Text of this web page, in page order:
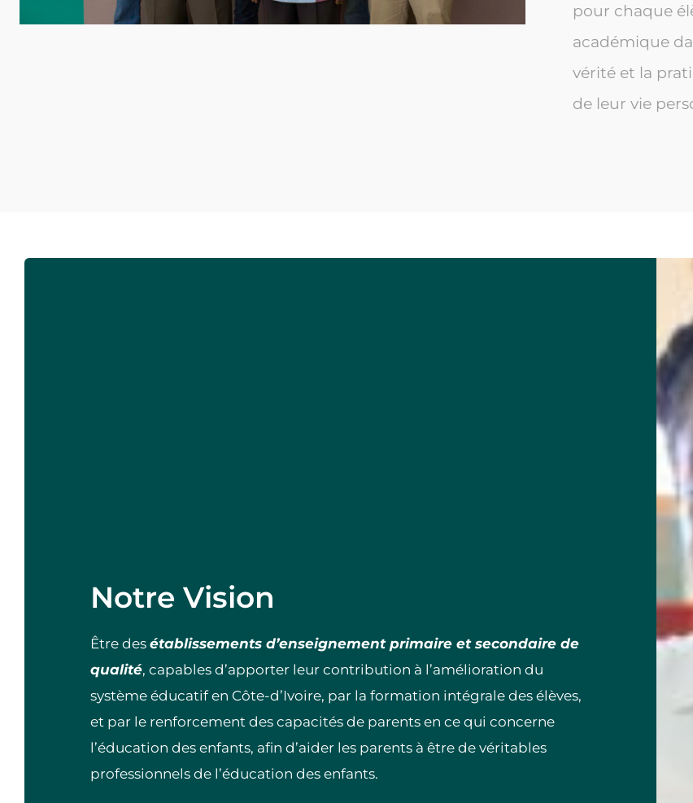
pour chaque
académique
vérité et la
de leur vie
Notre Vision
Être des établissements d’enseignement primaire et secondaire de
qualité, capables d’apporter leur contribution à l’amélioration du
système éducatif en Côte-d’Ivoire, par la formation intégrale des élèves,
et par le renforcement des capacités de parents en ce qui concerne
l’éducation des enfants, afin d’aider les parents à être de véritables
professionnels de l’éducation des enfants.